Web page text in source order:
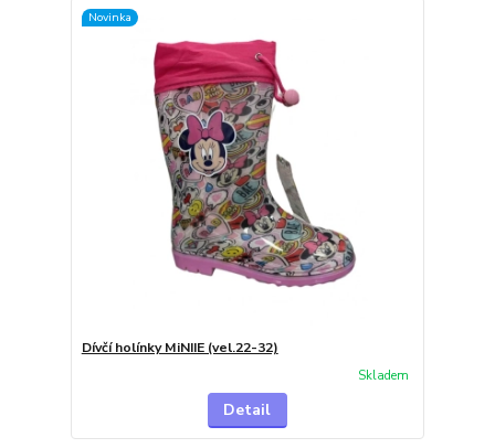
Novinka
Dívčí holínky MiNIIE (vel.22-32)
Skladem
Detail